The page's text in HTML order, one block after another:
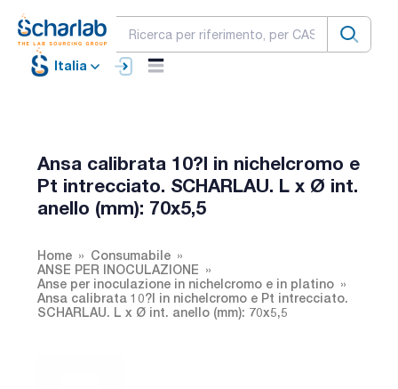
Italia
Ansa calibrata 10?l in nichelcromo e
Pt intrecciato. SCHARLAU. L x Ø int.
anello (mm): 70x5,5
Home
Consumabile
ANSE PER INOCULAZIONE
Anse per inoculazione in nichelcromo e in platino
Ansa calibrata 10?l in nichelcromo e Pt intrecciato.
SCHARLAU. L x Ø int. anello (mm): 70x5,5